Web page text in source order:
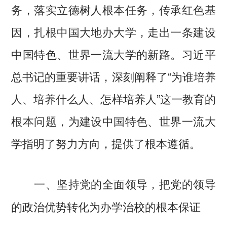
务，落实立德树人根本任务，传承红色基
因，扎根中国大地办大学，走出一条建设
中国特色、世界一流大学的新路。习近平
总书记的重要讲话，深刻阐释了“为谁培养
人、培养什么人、怎样培养人”这一教育的
根本问题，为建设中国特色、世界一流大
学指明了努力方向，提供了根本遵循。
一、坚持党的全面领导，把党的领导
的政治优势转化为办学治校的根本保证